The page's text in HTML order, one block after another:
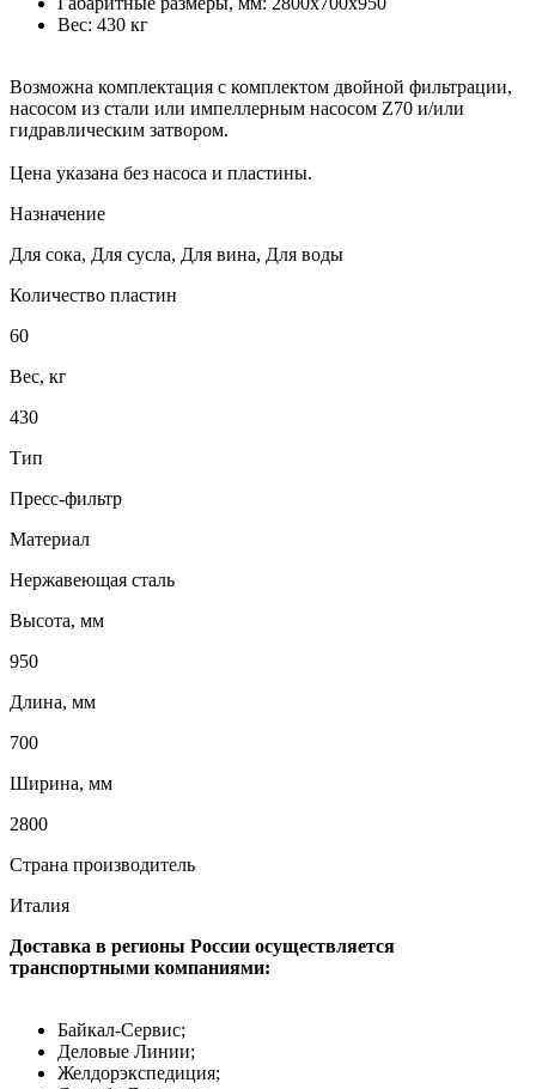
Вес: 430 кг
Возможна комплектация с комплектом двойной фильтрации,
насосом из стали или импеллерным насосом Z70 и/или
гидравлическим затвором.
Цена указана без насоса и пластины.
Назначение
Для сока, Для сусла, Для вина, Для воды
Количество пластин
60
Вес, кг
430
Тип
Пресс-фильтр
Материал
Нержавеющая сталь
Высота, мм
950
Длина, мм
700
Ширина, мм
2800
Страна производитель
Италия
Доставка в регионы России осуществляется
транспортными компаниями:
Байкал-Сервис;
Деловые Линии;
Желдорэкспедиция;